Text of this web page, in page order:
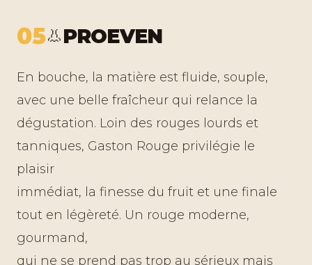
05👃PROEVEN
En bouche, la matière est fluide, souple,
avec une belle fraîcheur qui relance la
dégustation. Loin des rouges lourds et
tanniques, Gaston Rouge privilégie le
plaisir
immédiat, la finesse du fruit et une finale
tout en légèreté. Un rouge moderne,
gourmand,
qui ne se prend pas trop au sérieux mais